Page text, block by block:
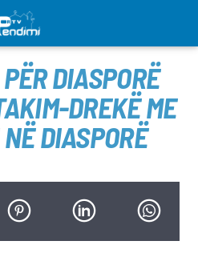
DIASPORË
DREKË ME
DIASPORË